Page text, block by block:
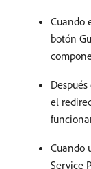
Cuando
botón
el
Cuando
Service